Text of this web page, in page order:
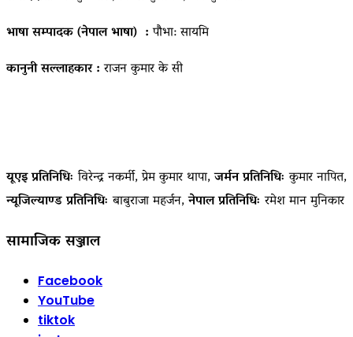
भाषा सम्पादक (नेपाल भाषा) :पौभा: सायमि
कानुनी सल्लाहकार :राजन कुमार के सी
यूएइ प्रतिनिधिः विरेन्द्र नकर्मी, प्रेम कुमार थापा,जर्मन प्रतिनिधिः कुमार नापित,
न्यूजिल्याण्ड प्रतिनिधिः बाबुराजा महर्जन,नेपाल प्रतिनिधिः रमेश मान मुनिकार
सामाजिक सञ्जाल
Facebook
YouTube
tiktok